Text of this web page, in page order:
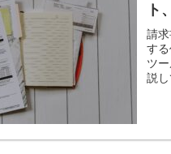
ト
請
す
ツ
説